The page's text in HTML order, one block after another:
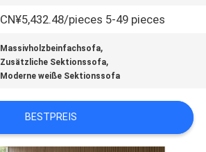
CN¥5,432.48/pieces 5-49 pieces
Massivholzbeinfachsofa,
Zusätzliche Sektionssofa,
Moderne weiße Sektionssofa
BESTPREIS